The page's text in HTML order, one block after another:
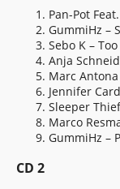
Pan-Pot
GummiHz –
Sebo K –
Anja
Marc
Jennifer
Sleeper
Marco
GummiHz –
CD 2